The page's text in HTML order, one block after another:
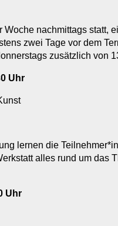
nachmittags
zwei Tage vor dem
zusätzlich von
Uhr
lernen die
alles rund um
Uhr